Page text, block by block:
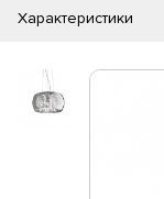
Характеристики